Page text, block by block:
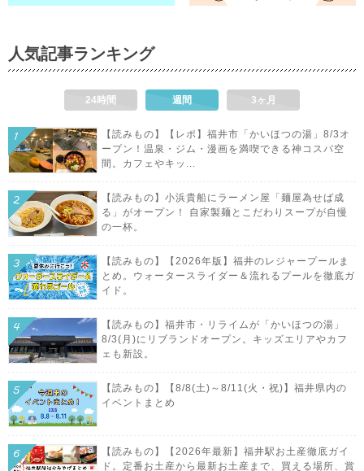
人気記事ランキング
24時間 週間 3ヶ月
【読みもの】【レポ】福井市「かいほつの湯」8/3オ
ープン！温泉・ジム・漫画を満喫できる神コスパ空
間。カフェやキッ...
【読みもの】小浜貴船にラーメン屋「麺屋為せば成
る」がオープン！ 自家製麺とこだわりスープが自慢
の一杯。
【読みもの】【2026年版】福井のレジャープールま
とめ。ウォータースライダー＆流れるプールを徹底ガ
イド。
【読みもの】福井市・リライムが「かいほつの湯」
8/3(月)にリブランドオープン。キッズエリアやカフ
ェも新設。
【読みもの】【8/8(土)～8/11(火・祝)】福井県内の
イベントまとめ
【読みもの】【2026年最新】福井駅お土産徹底ガイ
ド。定番お土産から最新お土産まで、買える場所、賞